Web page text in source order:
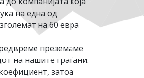
на една од
на 60 евра
преземаме
на нашите граѓани.
затоа